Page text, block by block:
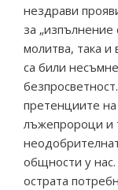
нездрави
за „изпълнение
молитва, така
са били
претенциите
лъжепророци и
общности у
острата